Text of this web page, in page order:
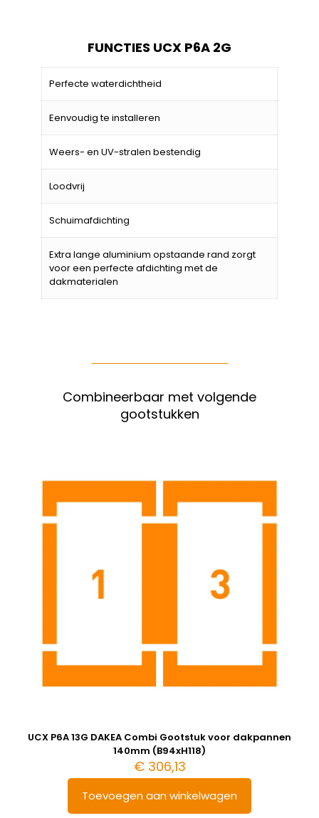
FUNCTIES UCX P6A 2G
Perfecte waterdichtheid
Eenvoudig te installeren
Weers- en UV-stralen bestendig
Loodvrij
Schuimafdichting
Extra lange aluminium opstaande rand zorgt
voor een perfecte afdichting met de
dakmaterialen
Combineerbaar met volgende
gootstukken
UCX P6A 13G DAKEA Combi Gootstuk voor dakpannen
140mm (B94xH118)
€306,13
Toevoegen aan winkelwagen